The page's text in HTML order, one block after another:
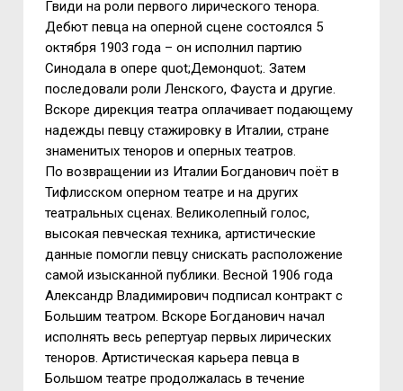
Гвиди на роли первого лирического тенора.
Дебют певца на оперной сцене состоялся 5
октября 1903 года – он исполнил партию
Синодала в опере quot;Демонquot;. Затем
последовали роли Ленского, Фауста и другие.
Вскоре дирекция театра оплачивает подающему
надежды певцу стажировку в Италии, стране
знаменитых теноров и оперных театров.
По возвращении из Италии Богданович поёт в
Тифлисском оперном театре и на других
театральных сценах. Великолепный голос,
высокая певческая техника, артистические
данные помогли певцу снискать расположение
самой изысканной публики. Весной 1906 года
Александр Владимирович подписал контракт с
Большим театром. Вскоре Богданович начал
исполнять весь репертуар первых лирических
теноров. Артистическая карьера певца в
Большом театре продолжалась в течение